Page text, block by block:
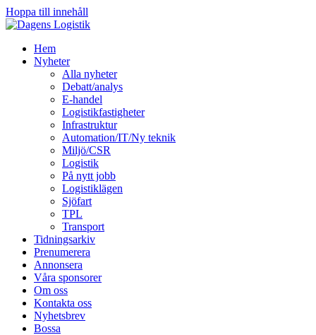
Hoppa till innehåll
Hem
Nyheter
Alla nyheter
Debatt/analys
E-handel
Logistikfastigheter
Infrastruktur
Automation/IT/Ny teknik
Miljö/CSR
Logistik
På nytt jobb
Logistiklägen
Sjöfart
TPL
Transport
Tidningsarkiv
Prenumerera
Annonsera
Våra sponsorer
Om oss
Kontakta oss
Nyhetsbrev
Bossa